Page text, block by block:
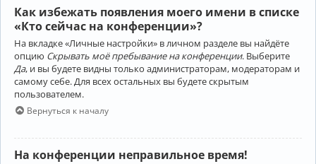
Как избежать появления моего имени в списке
«Кто сейчас на конференции»?
На вкладке «Личные настройки» в личном разделе вы найдёте
опцию Скрывать моё пребывание на конференции. Выберите
Да, и вы будете видны только администраторам, модераторам и
самому себе. Для всех остальных вы будете скрытым
пользователем.
Вернуться к началу
На конференции неправильное время!